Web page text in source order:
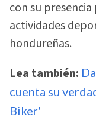
con su
actividades
hondureñas.
Lea también:
cuenta su
Biker'